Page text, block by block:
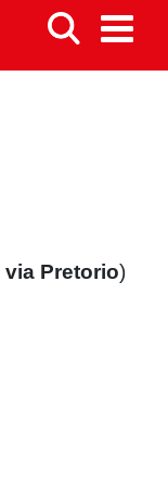
via Pretorio)